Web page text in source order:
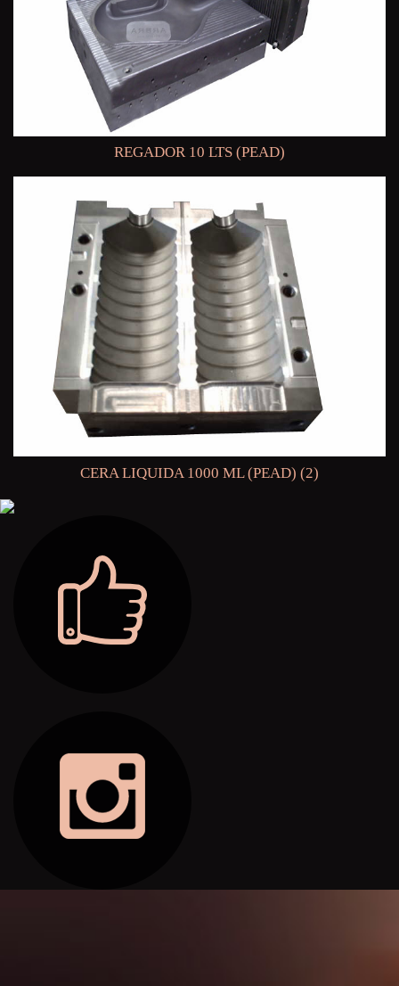
REGADOR 10 LTS (PEAD)
CERA LIQUIDA 1000 ML (PEAD) (2)